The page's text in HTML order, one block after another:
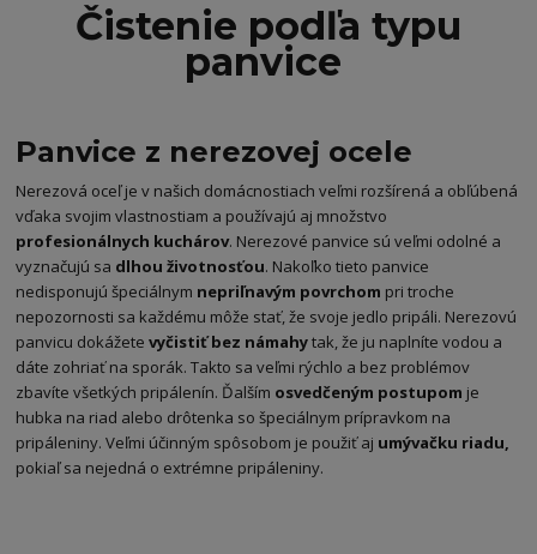
Čistenie podľa typu
panvice
Panvice z nerezovej ocele
Nerezová oceľ je v našich domácnostiach veľmi rozšírená a obľúbená
vďaka svojim vlastnostiam a používajú aj množstvo
profesionálnych kuchárov. Nerezové panvice sú veľmi odolné a
vyznačujú sa dlhou životnosťou. Nakoľko tieto panvice
nedisponujú špeciálnym nepriľnavým povrchom pri troche
nepozornosti sa každému môže stať, že svoje jedlo pripáli. Nerezovú
panvicu dokážetevyčistiť bez námahytak, že ju naplníte vodou a
dáte zohriať na sporák. Takto sa veľmi rýchlo a bez problémov
zbavíte všetkých pripálenín. Ďalším osvedčeným postupom je
hubka na riad alebo drôtenka so špeciálnym prípravkom na
pripáleniny. Veľmi účinným spôsobom je použiť aj umývačku riadu,
pokiaľ sa nejedná o extrémne pripáleniny.